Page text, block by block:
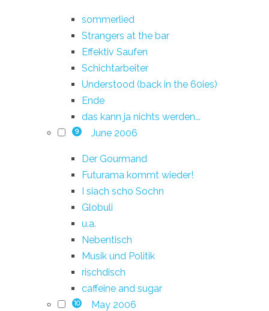
sommerlied
Strangers at the bar
Effektiv Saufen
Schichtarbeiter
Understood (back in the 60ies)
Ende
das kann ja nichts werden...
9 June 2006
Der Gourmand
Futurama kommt wieder!
I siach scho Sochn
Globuli
u.a.
Nebentisch
Musik und Politik
rischdisch
caffeine and sugar
10 May 2006